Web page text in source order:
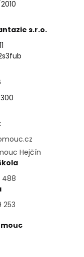
s.r.o.
Hejčín
488